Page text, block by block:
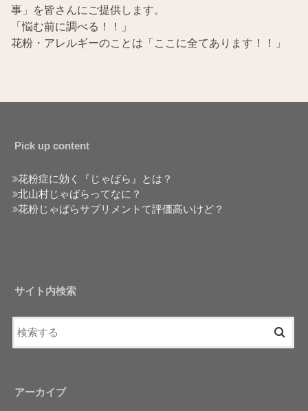
事」を皆さんにご提供します。
「悩む前に調べる！！」
花粉・アレルギーのことは「ここに全てあります！！」
Pick up content
花粉症に効く『じゃばら』とは？
北山村じゃばらってなに？
花粉じゃばらサプリメントて評価高いけど？
サイト内検索
アーカイブ